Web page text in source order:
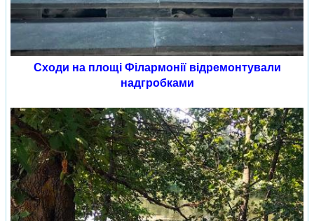
Сходи на площі Філармонії відремонтували
надгробками